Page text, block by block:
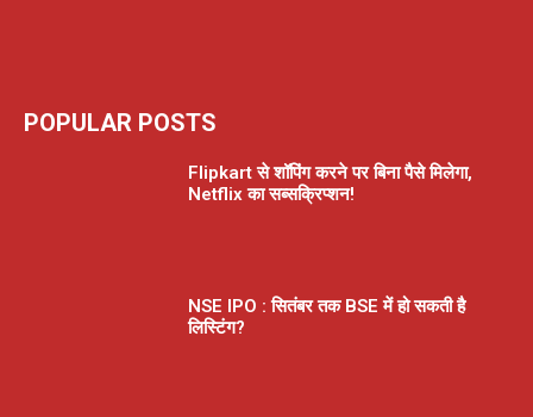
POPULAR POSTS
Flipkart से शॉपिंग करने पर बिना पैसे मिलेगा,
Netflix का सब्सक्रिप्शन!
NSE IPO : सितंबर तक BSE में हो सकती है
लिस्टिंग?